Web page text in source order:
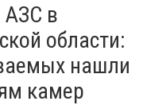
пилотов и завод
катеров в
проекта Formula-1
FORMULA-1 H2O
АЗС в
области:
нашли
камер